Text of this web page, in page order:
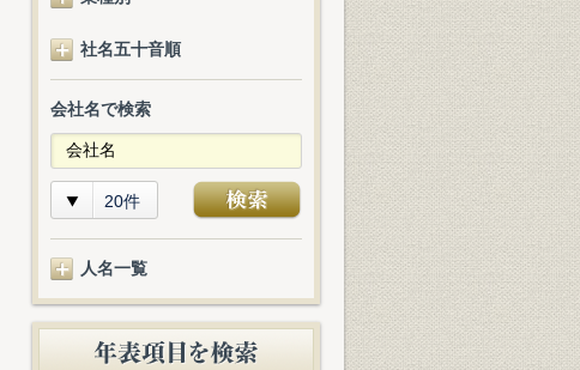
社名五十音順
会社名で検索
20件
人名一覧